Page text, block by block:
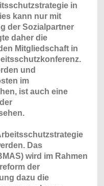
in
kann nur mit
der Sozialpartner
daher die
Mitgliedschaft in
und
im
ist auch eine
Das
wird im Rahmen
der
dazu die